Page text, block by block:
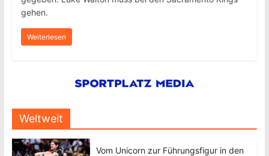
gehen.
Weiterlesen
Weltweit
Vom Unicorn zur Führungsfigur in den